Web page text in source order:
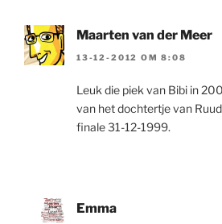
Maarten van der Meer
13-12-2012 OM 8:08
Leuk die piek van Bibi in
van het dochtertje van
finale 31-12-1999.
Emma